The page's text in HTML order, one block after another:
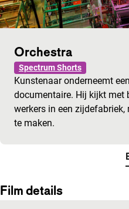
Orchestra
Spectrum Shorts
Kunstenaar onderneemt
documentaire. Hij kijkt met
werkers in een
te maken.
Film details